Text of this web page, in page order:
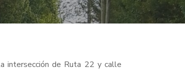
intersección de Ruta 22 y calle